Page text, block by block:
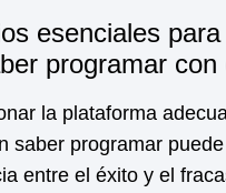
esenciales
programar con
la plataforma
saber programar
entre el éxito y el